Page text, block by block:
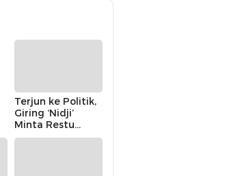
Terjun ke Politik,
Giring ‘Nidji’
Minta Restu
Keluarga